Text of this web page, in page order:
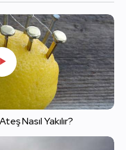
Nasıl Yakılır?